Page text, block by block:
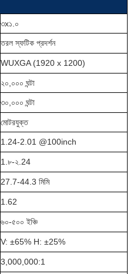
৩x১.০
তরল স্ফটিক প্রদর্শন
WUXGA (1920 x 1200)
২০,০০০ ঘন্টা
৩০,০০০ ঘন্টা
মোটরযুক্ত
1.24-2.01 @100inch
1.৮-২.24
27.7-44.3 মিমি
1.62
৬০-৫০০ ইঞ্চি
V: ±65% H: ±25%
3,000,000:1